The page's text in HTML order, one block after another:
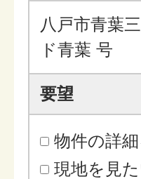
八戸市青葉
ド青葉 号
要望
物件の詳
現地を見